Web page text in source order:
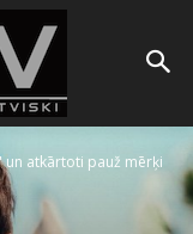
un atkārtoti pauž mērķi